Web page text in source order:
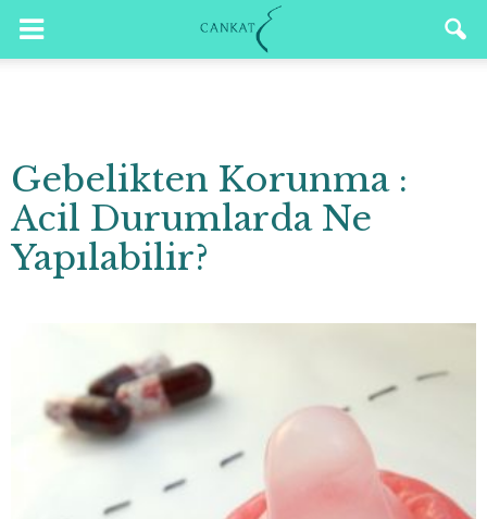
Gebelikten Korunma :
Acil Durumlarda Ne
Yapılabilir?